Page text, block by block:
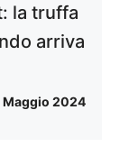
la truffa
arriva
Maggio 2024